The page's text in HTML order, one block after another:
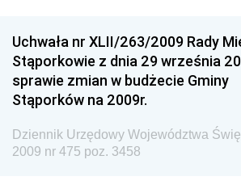
Dziennik Urzędowy Ministra
Dziennik Urzędowy Ministra
Dziennik Urzędowy Wyższego
Dziennik Urzędowy Prezesa Urzędu
Kolejowego
Uchwała nr XLII/263/2009 Rady
Stąporkowie z dnia 29 września
sprawie zmian w budżecie Gminy
Stąporków na 2009r.
Dziennik Urzędowy Województwa
2009 nr 475 poz. 3458